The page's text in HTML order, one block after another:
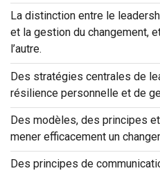
La distinction entre le
et la gestion du changement,
l’autre.
Des stratégies centrales de
résilience personnelle et de
Des modèles, des principes
mener efficacement un
Des principes de